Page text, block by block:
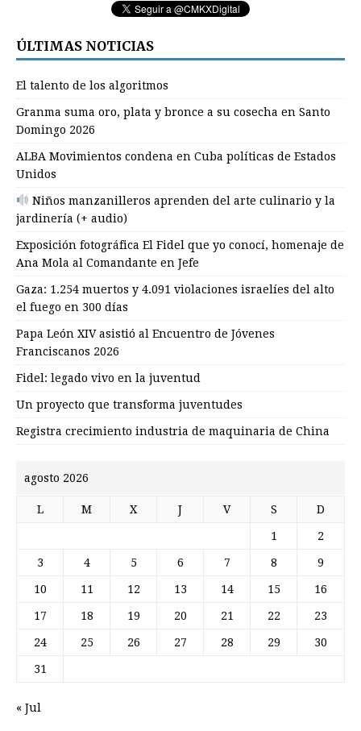
ÚLTIMAS NOTICIAS
El talento de los algoritmos
Granma suma oro, plata y bronce a su cosecha en Santo
Domingo 2026
ALBA Movimientos condena en Cuba políticas de Estados
Unidos
Niños manzanilleros aprenden del arte culinario y la
jardinería (+ audio)
Exposición fotográfica El Fidel que yo conocí, homenaje de
Ana Mola al Comandante en Jefe
Gaza: 1.254 muertos y 4.091 violaciones israelíes del alto
el fuego en 300 días
Papa León XIV asistió al Encuentro de Jóvenes
Franciscanos 2026
Fidel: legado vivo en la juventud
Un proyecto que transforma juventudes
Registra crecimiento industria de maquinaria de China
agosto 2026
L M X J V S D
1 2
3 4 5 6 7 8 9
10 11 12 13 14 15 16
17 18 19 20 21 22 23
24 25 26 27 28 29 30
31
« Jul